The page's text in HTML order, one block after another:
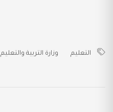
التعليم وزارة التربية والتعليم